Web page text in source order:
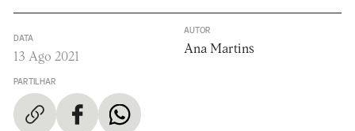
DATA
13 Ago 2021
PARTILHAR
AUTOR
Ana Martins